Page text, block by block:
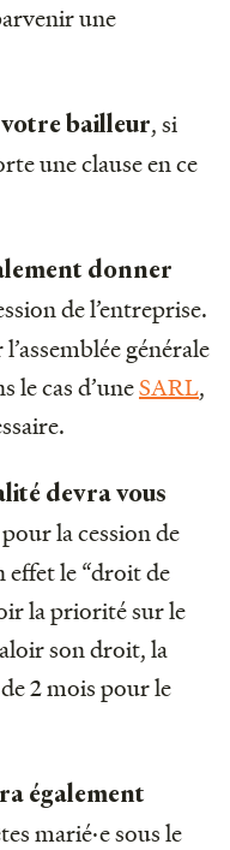
une
bailleur, si
une clause en ce
donner
de l’entreprise.
générale
le cas d’uneSARL,
devra vous
pour la cession de
effet le “droit de
la priorité sur le
son droit, la
2 mois pour le
également
marié·e sous le